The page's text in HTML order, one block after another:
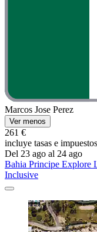
Marcos Jose Perez
Ver menos
261 €
incluye tasas e impuestos
Del 23 ago al 24 ago
Bahia Principe Explore
Inclusive